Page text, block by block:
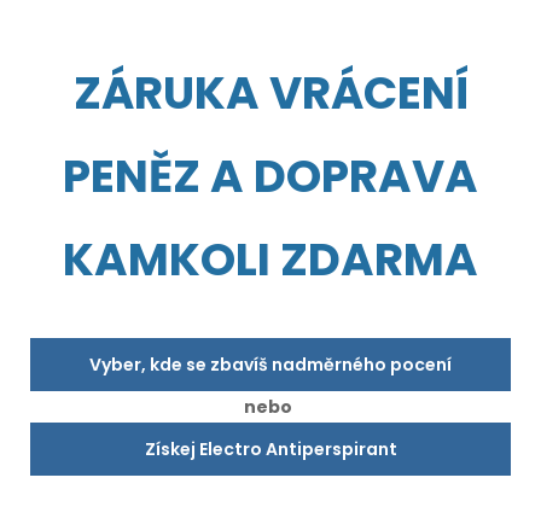
ZÁRUKA VRÁCENÍ
PENĚZ A DOPRAVA
KAMKOLI ZDARMA
Vyber, kde se zbavíš nadměrného pocení
nebo
Získej Electro Antiperspirant